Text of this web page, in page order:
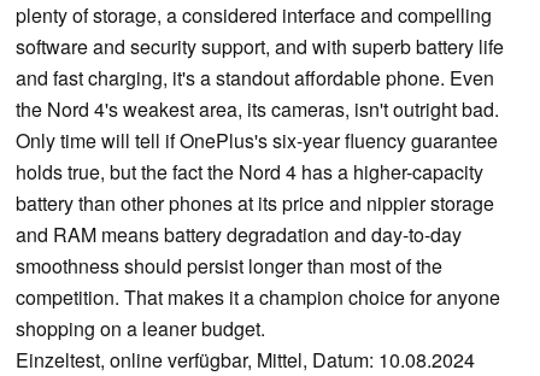
plenty of storage, a considered interface and compelling
software and security support, and with superb battery life
and fast charging, it's a standout affordable phone. Even
the Nord 4's weakest area, its cameras, isn't outright bad.
Only time will tell if OnePlus's six-year fluency guarantee
holds true, but the fact the Nord 4 has a higher-capacity
battery than other phones at its price and nippier storage
and RAM means battery degradation and day-to-day
smoothness should persist longer than most of the
competition. That makes it a champion choice for anyone
shopping on a leaner budget.
Einzeltest, online verfügbar, Mittel, Datum: 10.08.2024